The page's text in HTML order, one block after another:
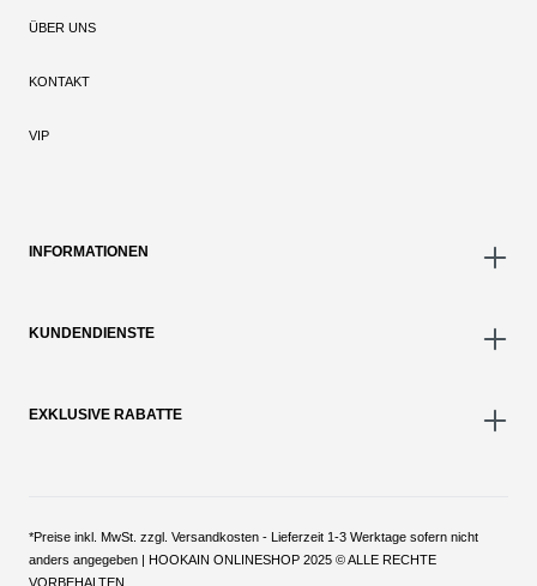
ÜBER UNS
KONTAKT
VIP
INFORMATIONEN
KUNDENDIENSTE
EXKLUSIVE RABATTE
*Preise inkl. MwSt. zzgl. Versandkosten - Lieferzeit 1-3 Werktage sofern nicht
anders angegeben | HOOKAIN ONLINESHOP 2025 © ALLE RECHTE
VORBEHALTEN